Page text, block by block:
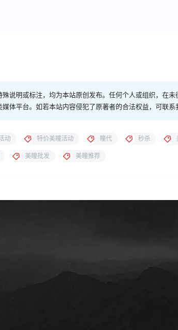
说明或标注，均为本站原创发布。任何个人或组织，在
体平台。如若本站内容侵犯了原著者的合法权益，可联系
动 特价美瞳活动 瞳代 秒杀
美瞳批发 美瞳推荐